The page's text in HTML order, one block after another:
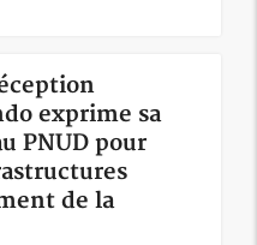
exprime sa
PNUD pour
de la